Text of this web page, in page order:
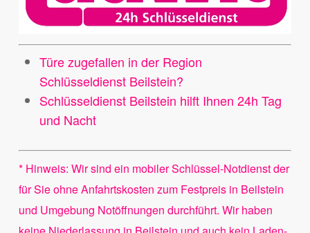
Türe zugefallen in der Region
Schlüsseldienst Beilstein?
Schlüsseldienst Beilstein hilft Ihnen 24h Tag
und Nacht
* Hinweis: Wir sind ein mobiler Schlüssel-Notdienst der
für Sie ohne Anfahrtskosten zum Festpreis in Beilstein
und Umgebung Notöffnungen durchführt. Wir haben